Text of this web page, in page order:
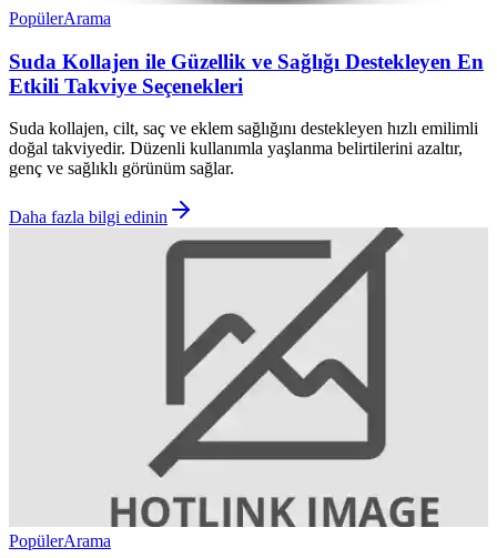
PopülerArama
Suda Kollajen ile Güzellik ve Sağlığı Destekleyen En
Etkili Takviye Seçenekleri
Suda kollajen, cilt, saç ve eklem sağlığını destekleyen hızlı emilimli
doğal takviyedir. Düzenli kullanımla yaşlanma belirtilerini azaltır,
genç ve sağlıklı görünüm sağlar.
Daha fazla bilgi edinin
PopülerArama